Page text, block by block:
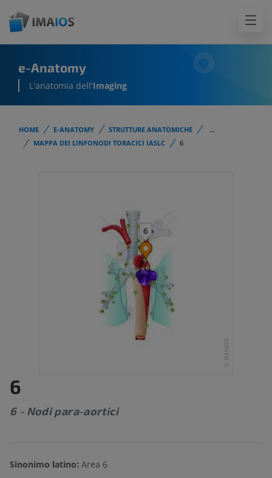
e-Anatomy
L'anatomia dell'Imaging
HOME E-ANATOMY STRUTTURE ANATOMICHE
...
MAPPA DEI LINFONODI TORACICI IASLC
6
6
6 - Nodi para-aortici
Sinonimo latino: Area 6